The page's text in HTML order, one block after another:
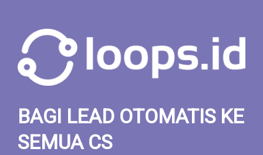
BAGI LEAD OTOMATIS KE
SEMUA CS